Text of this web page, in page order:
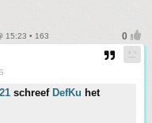
15:23 • 163
schreef DefKu het